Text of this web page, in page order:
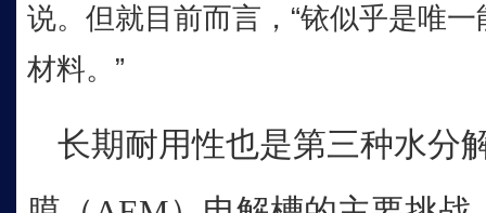
说。但就目前而言，“铱似乎是唯
材料。”
长期耐用性也是第三种水